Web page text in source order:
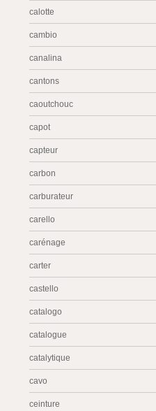
calotte
cambio
canalina
cantons
caoutchouc
capot
capteur
carbon
carburateur
carello
carénage
carter
castello
catalogo
catalogue
catalytique
cavo
ceinture